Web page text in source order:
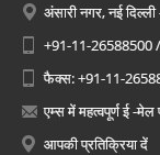
अंसारी नगर, नई
+91-11-26588500
फैक्स: +91-11-
एम्स में महत्वपूर्ण ई -मेल
आपकी प्रतिक्रिया दें